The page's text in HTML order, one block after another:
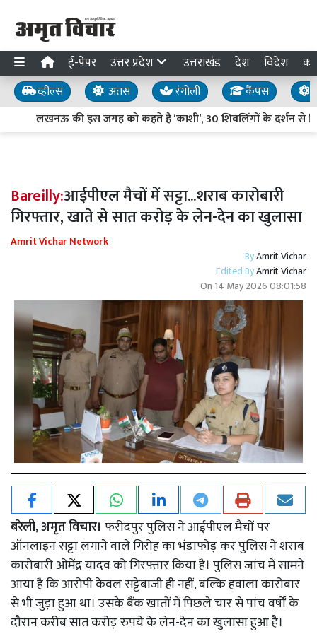
ई-पेपर उत्तर प्रदेश उत्तराखंड देश विदेश
व्हील्स अंतस रंगोली कैंपस
लखनऊ की इस जगह को कहते हैं ‘काशी’, 30 शिवलिंगों के दर्शन से
Bareilly:आईपीएल मैचों में सट्टा...शराब कारोबारी
गिरफ्तार, खाते से सात करोड़ के लेन-देन का खुलासा
Amrit Vichar Network
ByAmrit Vichar
Edited ByAmrit Vichar
On 14 May 2026 08:01:58
बरेली, अमृत विचार। फरीदपुर पुलिस ने आईपीएल मैचों पर
ऑनलाइन सट्टा लगाने वाले गिरोह का भंडाफोड़ कर पुलिस ने शराब
कारोबारी ओमेंद्र यादव को गिरफ्तार किया है। पुलिस जांच में सामने
आया है कि आरोपी केवल सट्टेबाजी ही नहीं, बल्कि हवाला कारोबार
से भी जुड़ा हुआ था। उसके बैंक खातों में पिछले चार से पांच वर्षों के
दौरान करीब सात करोड़ रुपये के लेन-देन का खुलासा हुआ है।